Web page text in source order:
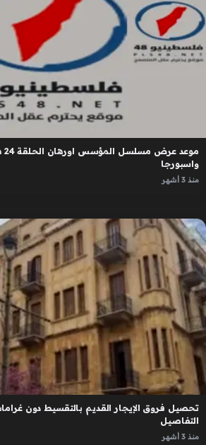
واسبورجا
منذ 3 أشهر
تحصيل فروق الإيجار القديم بالتقسيط دون
التفاصيل
منذ 3 أشهر